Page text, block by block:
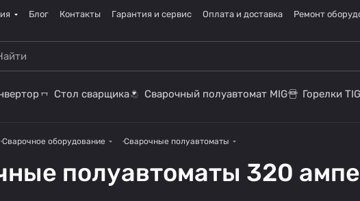
Блог Контакты Гарантия и сервис Оплата и доставка Ремонт
Стол сварщика Сварочный полуавтомат MIG Горелки TIG
Сварочное оборудование Сварочные полуавтоматы
полуавтоматы 320